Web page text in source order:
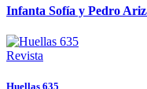
Infanta Sofía y Pedro
Revista
Huellas 635